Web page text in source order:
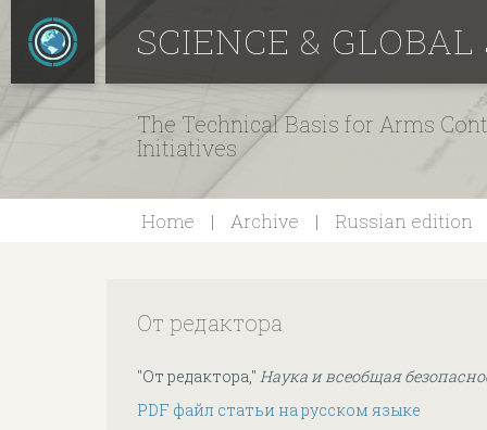
SCIENCE &
The Technical Basis for Arms
Initiatives
Home Archive Russian edition
От редактора
"От редактора," Наука и всеобщая
PDF файл статьи на русском языке